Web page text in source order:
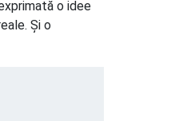
o idee
Și o